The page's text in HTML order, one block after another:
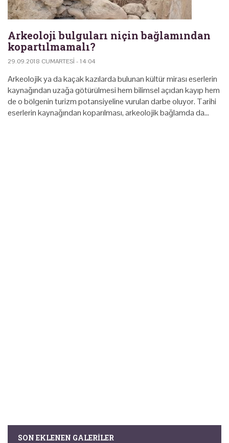
Arkeoloji bulguları niçin bağlamından
kopartılmamalı?
29.09.2018 CUMARTESI - 14:04
Arkeolojik ya da kaçak kazılarda bulunan kültür mirası eserlerin
kaynağından uzağa götürülmesi hem bilimsel açıdan kayıp hem
de o bölgenin turizm potansiyeline vurulan darbe oluyor. Tarihi
eserlerin kaynağından koparılması, arkeolojik bağlamda da…
SON EKLENEN GALERILER